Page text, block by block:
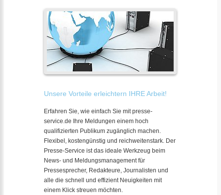
Unsere Vorteile erleichtern IHRE Arbeit!
Erfahren Sie, wie einfach Sie mit presse-
service.de Ihre Meldungen einem hoch
qualifizierten Publikum zugänglich machen.
Flexibel, kostengünstig und reichweitenstark. Der
Presse-Service ist das ideale Werkzeug beim
News- und Meldungsmanagement für
Pressesprecher, Redakteure, Journalisten und
alle die schnell und effizient Neuigkeiten mit
einem Klick streuen möchten.